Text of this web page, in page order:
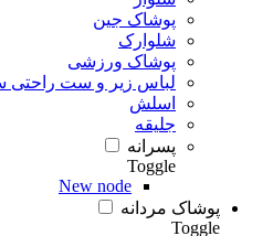
پوشاک جین
شلوارک
پوشاک ورزشی
لباس زیر و ست راحتی
اسلش
جلیقه
پسرانه
Toggle
New node
پوشاک مردانه
Toggle